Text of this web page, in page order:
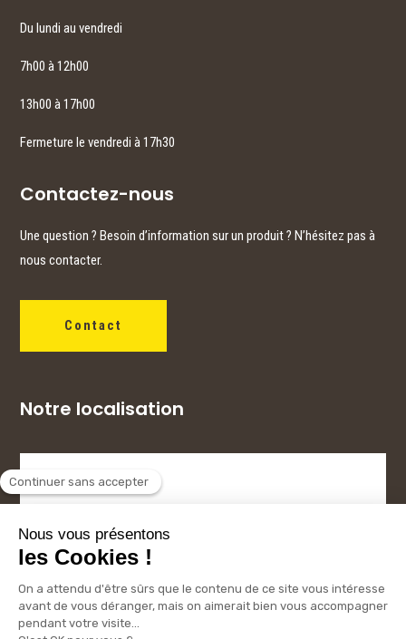
Du lundi au vendredi
7h00 à 12h00
13h00 à 17h00
Fermeture le vendredi à 17h30
Contactez-nous
Une question ? Besoin d’information sur un produit ? N’hésitez pas à
nous contacter.
Contact
Notre localisation